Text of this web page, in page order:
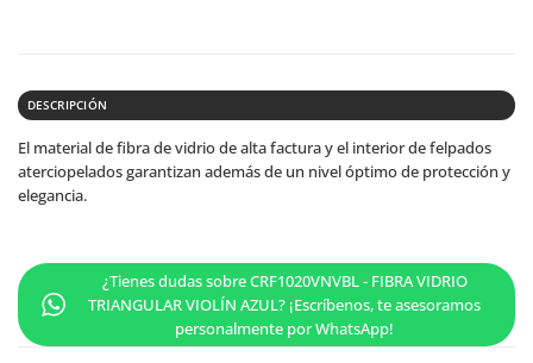
DESCRIPCIÓN
El material de fibra de vidrio de alta factura y el interior de felpados
aterciopelados garantizan además de un nivel óptimo de protección y
elegancia.
¿Tienes dudas sobre CRF1020VNVBL - FIBRA VIDRIO
TRIANGULAR VIOLÍN AZUL? ¡Escríbenos, te asesoramos
personalmente por WhatsApp!